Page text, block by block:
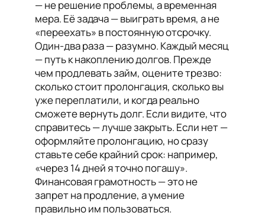
— не решение проблемы, а временная
мера. Её задача — выиграть время, а не
«переехать» в постоянную отсрочку.
Один-два раза — разумно. Каждый месяц
— путь к накоплению долгов. Прежде
чем продлевать займ, оцените трезво:
сколько стоит пролонгация, сколько вы
уже переплатили, и когда реально
сможете вернуть долг. Если видите, что
справитесь — лучше закрыть. Если нет —
оформляйте пролонгацию, но сразу
ставьте себе крайний срок: например,
«через 14 дней я точно погашу».
Финансовая грамотность — это не
запрет на продление, а умение
правильно им пользоваться.